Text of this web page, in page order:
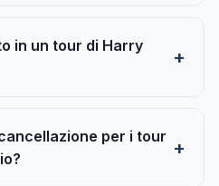
in un tour di Harry
per i tour